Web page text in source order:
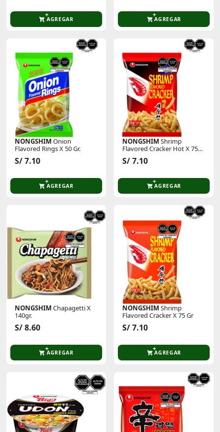
AGREGAR AGREGAR
NONGSHIM Onion
Flavored Rings X 50 Gr.
S/ 7.10
AGREGAR
NONGSHIM Shrimp
Flavored Cracker Hot X 75
Gr
S/ 7.10
AGREGAR
NONGSHIM Chapagetti X
140gr.
S/ 8.60
AGREGAR
NONGSHIM Shrimp
Flavored Cracker X 75 Gr
S/ 7.10
AGREGAR